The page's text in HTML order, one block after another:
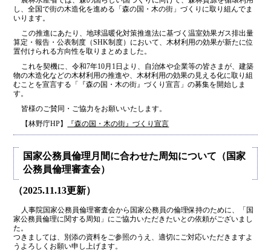
し、全国で街の木造化を進める「森の国・木の街」づくりに取り組んでま
いります。
この推進にあたり、地球温暖化対策推進法に基づく温室効果ガス排出量
算定・報告・公表制度（SHK制度）において、木材利用の効果が新たに位
置付けられる方向性を取りまとめました。
これを契機に、令和7年10月1日より、自治体や企業等の皆さまが、建築
物の木造化などの木材利用の推進や、木材利用の効果の見える化に取り組
むことを宣言する「『森の国・木の街』づくり宣言」の募集を開始しま
す。
皆様のご賛同・ご協力をお願いいたします。
【林野庁HP】
『森の国・木の街』づくり宣言
国家公務員倫理月間に合わせた周知について（国家
公務員倫理審査会）
（2025.11.13更新）
人事院国家公務員倫理審査会から国家公務員の倫理保持のために、「国
家公務員倫理に関する周知」にご協力いただきたいとの依頼がございまし
た。
つきましては、別添の資料をご参照のうえ、適切にご対応いただきますよ
うよろしくお願い申し上げます。